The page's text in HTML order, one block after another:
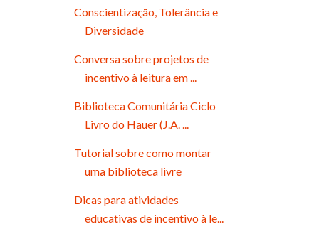
Conscientização, Tolerância e
Diversidade
Conversa sobre projetos de
incentivo à leitura em ...
Biblioteca Comunitária Ciclo
Livro do Hauer (J.A. ...
Tutorial sobre como montar
uma biblioteca livre
Dicas para atividades
educativas de incentivo à le...